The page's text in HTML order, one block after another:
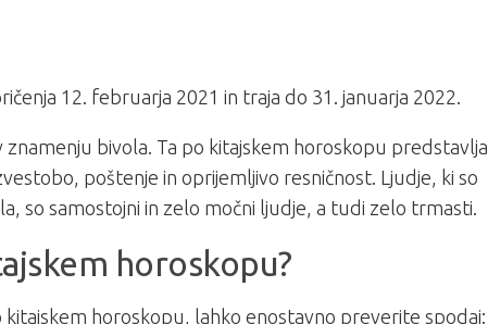
12. februarja 2021 in traja do 31. januarja 2022.
znamenju bivola. Ta po kitajskem horoskopu predstavlja
poštenje in oprijemljivo resničnost. Ljudje, ki so
so samostojni in zelo močni ljudje, a tudi zelo trmasti.
horoskopu?
kitajskem horoskopu, lahko enostavno preverite spodaj: